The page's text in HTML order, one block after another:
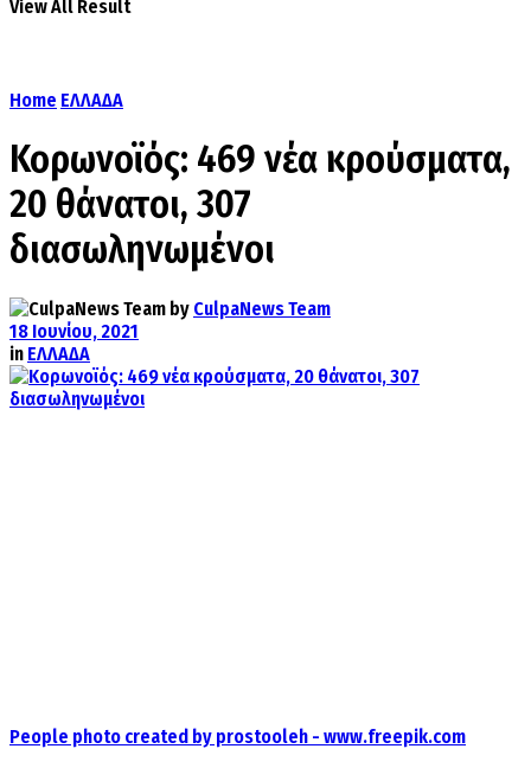
View All Result
Home ΕΛΛΑΔΑ
Κορωνοϊός: 469 νέα κρούσματα,
20 θάνατοι, 307
διασωληνωμένοι
by CulpaNews Team
18 Ιουνίου, 2021
in ΕΛΛΑΔΑ
People photo created by prostooleh - www.freepik.com